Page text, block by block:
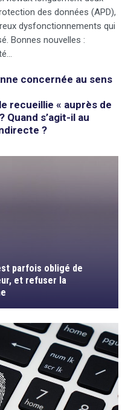
des données (APD),
dysfonctionnements qui
Bonnes nouvelles :
concernée au sens
recueillie « auprès de
Quand s’agit-il au
?
parfois obligé de
et refuser la